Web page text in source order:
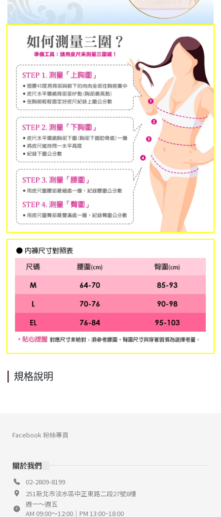
規格說明
關於我們
02-2809-8199
251新北市淡水區中正東路二段27號8樓
週一～週五
AM 09:00～12:00｜PM 13:00~18:00
Facebook 粉絲專頁